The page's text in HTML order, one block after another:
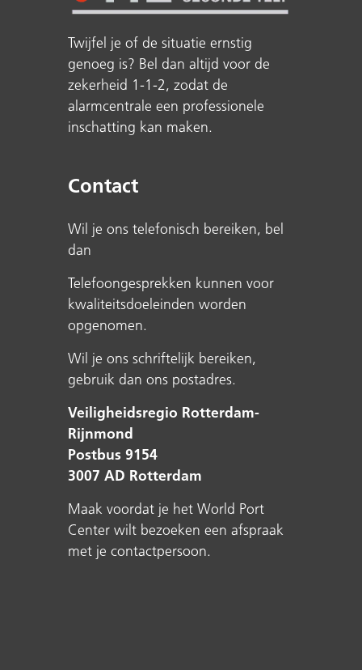
Twijfel je of de situatie ernstig
genoeg is? Bel dan altijd voor de
zekerheid 1-1-2, zodat de
alarmcentrale een professionele
inschatting kan maken.
Contact
Wil je ons telefonisch bereiken, bel
dan
Telefoongesprekken kunnen voor
kwaliteitsdoeleinden worden
opgenomen.
Wil je ons schriftelijk bereiken,
gebruik dan ons postadres.
Veiligheidsregio Rotterdam-
Rijnmond
Postbus 9154
3007 AD Rotterdam
Maak voordat je het World Port
Center wilt bezoeken een afspraak
met je contactpersoon.